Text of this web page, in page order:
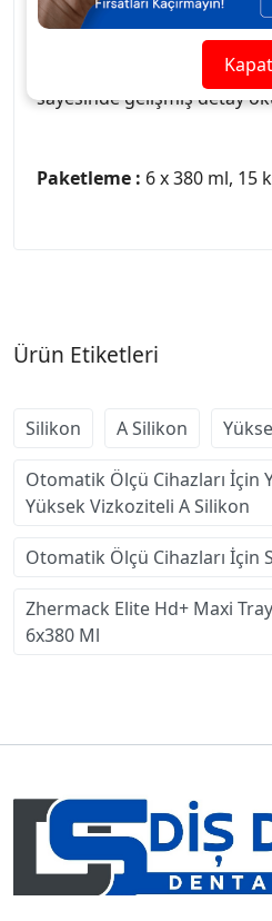
ve hidrofilik özelliğe
aşamalı teknik için idealdir.
ile kullanılması tavsiye
sayesinde gelişmiş detay
Paketleme : 6 x 380 ml, 15
Ürün Etiketleri
Silikon A Silikon
Otomatik Ölçü Cihazları İçin
Yüksek Vizkoziteli A Silikon
Otomatik Ölçü Cihazları İçin
Zhermack Elite Hd+ Maxi
6x380 Ml
Kapat